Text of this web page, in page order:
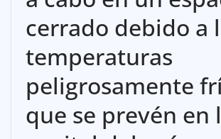
cerrado debido a
temperaturas
peligrosamente
que se prevén en